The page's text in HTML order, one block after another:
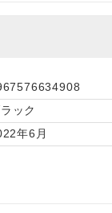
ック
年6月